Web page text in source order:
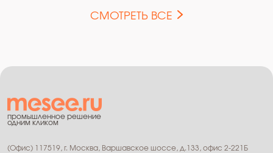
СМОТРЕТЬ ВСЕ
промышленное решение
одним кликом
(Офис) 117519, г. Москва, Варшавское шоссе, д.133, офис 2-221Б